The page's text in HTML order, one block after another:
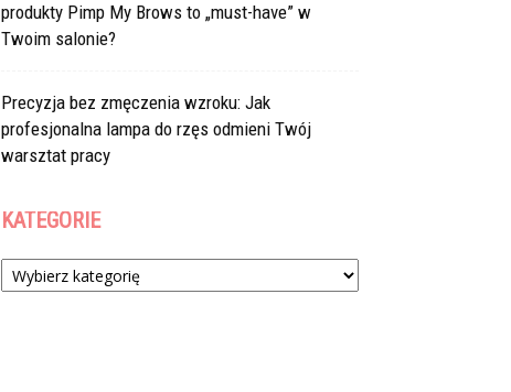
produkty Pimp My Brows to „must-have” w
Twoim salonie?
Precyzja bez zmęczenia wzroku: Jak
profesjonalna lampa do rzęs odmieni Twój
warsztat pracy
KATEGORIE
Kategorie